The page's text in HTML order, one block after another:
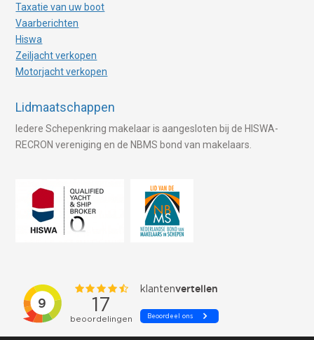
Taxatie van uw boot
Vaarberichten
Hiswa
Zeiljacht verkopen
Motorjacht verkopen
Lidmaatschappen
Iedere Schepenkring makelaar is aangesloten bij de HISWA-
RECRON vereniging en de NBMS bond van makelaars.